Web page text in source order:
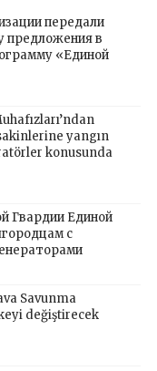
передали
предложения в
«Единой
yangın
konusunda
Гвардии Единой
с
Savunma
değiştirecek